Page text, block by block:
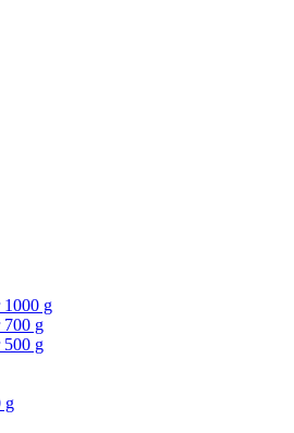
1000 g
700 g
500 g
g